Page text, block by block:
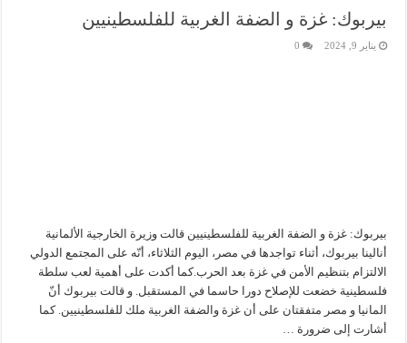
بيربوك: غزة و الضفة الغربية للفلسطينيين
يناير 9, 2024 0
بيربوك: غزة و الضفة الغربية للفلسطينيين قالت وزيرة الخارجية الألمانية
أنالينا بيربوك، أثناء تواجدها في مصر، اليوم الثلاثاء، أنّه على المجتمع الدولي
الالتزام بتنظيم الأمن في غزة بعد الحرب.كما أكدت على أهمية لعب سلطة
فلسطينية خضعت للإصلاح دورا حاسما في المستقبل. و قالت بيربوك أنّ
المانيا و مصر متفقتان على أن غزة والضفة الغربية ملك للفلسطينيين. كما
أشارت إلى ضرورة …